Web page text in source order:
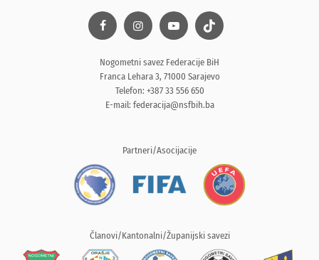
Nogometni savez Federacije BiH
Franca Lehara 3, 71000 Sarajevo
Telefon: +387 33 556 650
E-mail: federacija@nsfbih.ba
Partneri/Asocijacije
Članovi/Kantonalni/Županijski savezi